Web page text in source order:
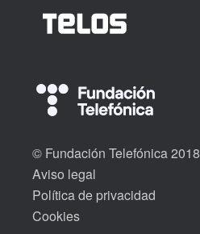
© Fundación Telefónica 2018
Aviso legal
Política de privacidad
Cookies